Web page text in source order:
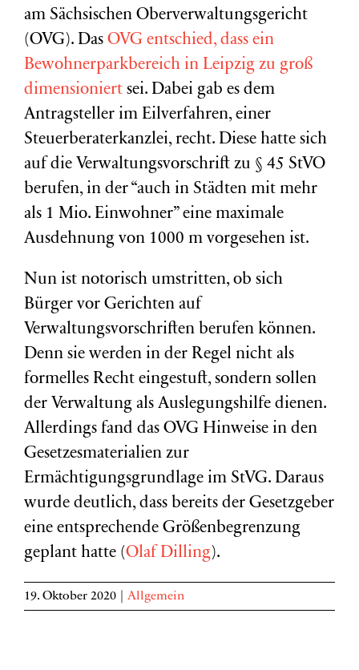
am Sächsischen Oberverwaltungsgericht
(OVG). Das OVG entschied, dass ein
Bewohnerparkbereich in Leipzig zu groß
dimensioniert sei. Dabei gab es dem
Antragsteller im Eilverfahren, einer
Steuerberaterkanzlei, recht. Diese hatte sich
auf die Verwaltungsvorschrift zu § 45 StVO
berufen, in der “auch in Städten mit mehr
als 1 Mio. Einwohner” eine maximale
Ausdehnung von 1000 m vorgesehen ist.
Nun ist notorisch umstritten, ob sich
Bürger vor Gerichten auf
Verwaltungsvorschriften berufen können.
Denn sie werden in der Regel nicht als
formelles Recht eingestuft, sondern sollen
der Verwaltung als Auslegungshilfe dienen.
Allerdings fand das OVG Hinweise in den
Gesetzesmaterialien zur
Ermächtigungsgrundlage im StVG. Daraus
wurde deutlich, dass bereits der Gesetzgeber
eine entsprechende Größenbegrenzung
geplant hatte (Olaf Dilling).
19. Oktober 2020 Allgemein